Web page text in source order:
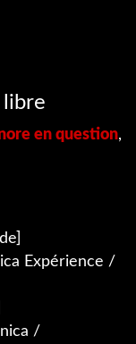
en question,
Expérience /
/